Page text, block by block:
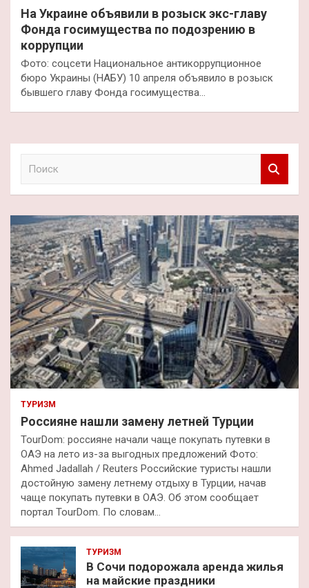
На Украине объявили в розыск экс-главу
Фонда госимущества по подозрению в
коррупции
Фото: соцсети Национальное антикоррупционное
бюро Украины (НАБУ) 10 апреля объявило в розыск
бывшего главу Фонда госимущества…
к
ТУРИЗМ
Россияне нашли замену летней Турции
TourDom: россияне начали чаще покупать путевки в
ОАЭ на лето из-за выгодных предложений Фото:
Ahmed Jadallah / Reuters Российские туристы нашли
достойную замену летнему отдыху в Турции, начав
чаще покупать путевки в ОАЭ. Об этом сообщает
портал TourDom. По словам…
ТУРИЗМ
В Сочи подорожала аренда жилья
на майские праздники